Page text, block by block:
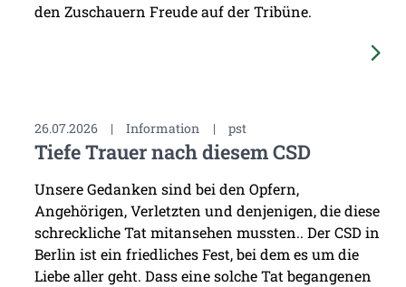
den Zuschauern Freude auf der Tribüne.
26.07.2026 | Information | pst
Tiefe Trauer nach diesem CSD
Unsere Gedanken sind bei den Opfern,
Angehörigen, Verletzten und denjenigen, die diese
schreckliche Tat mitansehen mussten.. Der CSD in
Berlin ist ein friedliches Fest, bei dem es um die
Liebe aller geht. Dass eine solche Tat begangenen